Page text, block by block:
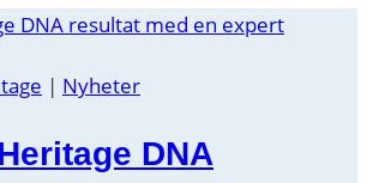
| Nyheter
DNA